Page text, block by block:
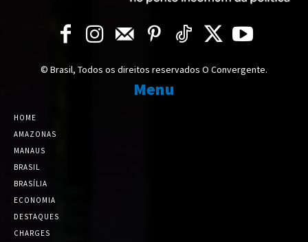
© Brasil, Todos os direitos reservados O Convergente.
Menu
HOME
AMAZONAS
MANAUS
BRASIL
BRASÍLIA
ECONOMIA
DESTAQUES
CHARGES